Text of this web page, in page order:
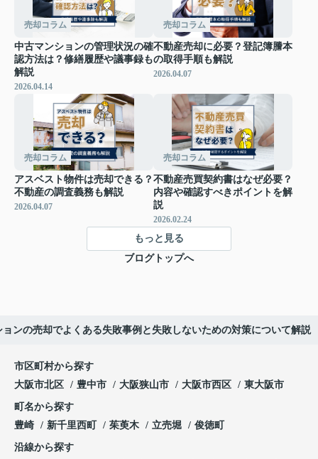
売却コラム
中古マンションの管理状況の確
認方法は？修繕履歴や議事録も
解説
2026.04.14
売却コラム
不動産売却に必要？登記簿謄本
の取得手順も解説
2026.04.07
売却コラム
アスベスト物件は売却できる？
不動産の調査義務も解説
2026.04.07
売却コラム
不動産売買契約書はなぜ必要？
内容や確認すべきポイントを解
説
2026.02.24
もっと見る
ブログトップへ
ョンの売却でよくある失敗事例と失敗しないための対策について解説
市区町村から探す
大阪市北区
豊中市 大阪狭山市 大阪市西区 東大阪市
町名から探す
豊崎
新千里西町 茱萸木 立売堀 俊徳町
沿線から探す